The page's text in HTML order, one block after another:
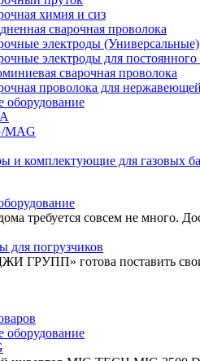
химия и сиз
сварочная проволока
электроды (Универсальные)
электроды для постоянного
сварочная проволока
проволока для
оборудование
MAG
и комплектующие для газовых
требуется совсем не много.
для погрузчиков
готова поставить
оборудование